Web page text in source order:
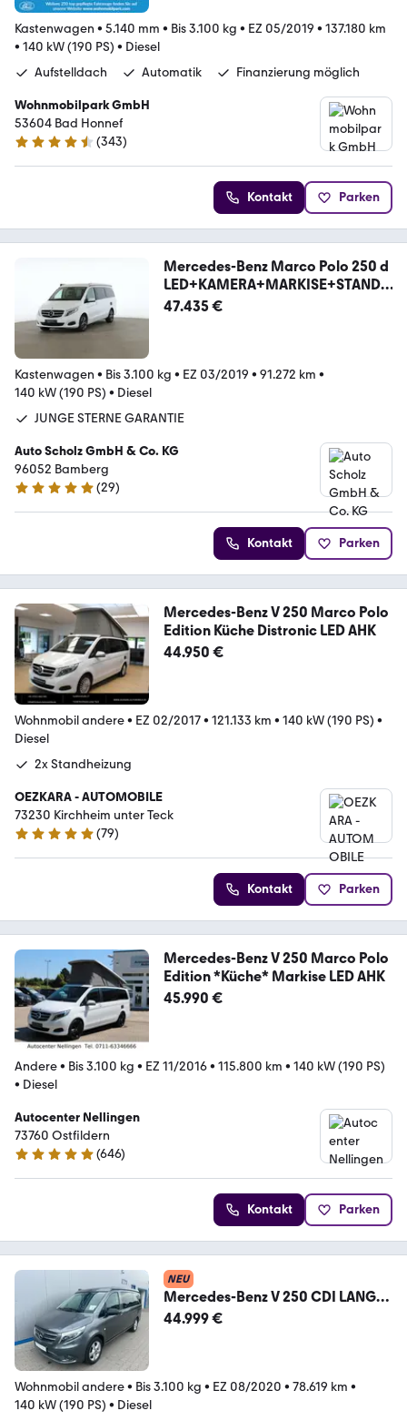
Kastenwagen • 5.140 mm • Bis 3.100 kg • EZ 05/2019 • 137.180 km
• 140 kW (190 PS) • Diesel
Aufstelldach
Automatik Finanzierung möglich
Wohnmobilpark GmbH
53604 Bad Honnef
4.3 Sterne
(343)
Kontakt Parken
Mercedes-Benz Marco Polo 250 d
LED+KAMERA+MARKISE+STANDH
+NAVI+
47.435 €
Kastenwagen • Bis 3.100 kg • EZ 03/2019 • 91.272 km •
140 kW (190 PS) • Diesel
JUNGE STERNE GARANTIE
Auto Scholz GmbH & Co. KG
96052 Bamberg
4.9 Sterne
(29)
Kontakt Parken
Mercedes-Benz V 250 Marco Polo
Edition Küche Distronic LED AHK
44.950 €
Wohnmobil andere• EZ 02/2017• 121.133 km • 140 kW (190 PS) •
Diesel
2x Standheizung
OEZKARA - AUTOMOBILE
73230 Kirchheim unter Teck
4.8 Sterne
(79)
Kontakt Parken
Mercedes-Benz V 250 Marco Polo
Edition *Küche* Markise LED AHK
45.990 €
Andere• Bis 3.100 kg • EZ 11/2016• 115.800 km • 140 kW (190 PS)
• Diesel
Autocenter Nellingen
73760 Ostfildern
4.8 Sterne
(646)
Kontakt Parken
NEU
Mercedes-Benz V 250 CDI LANG
MARCO POLO TISCH MARKISE
44.999 €
Wohnmobil andere• Bis 3.100 kg • EZ 08/2020 • 78.619 km •
140 kW (190 PS) • Diesel